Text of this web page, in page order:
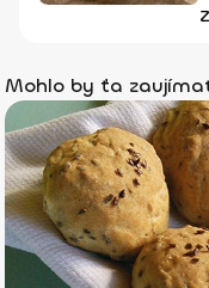
Mohlo by ťa